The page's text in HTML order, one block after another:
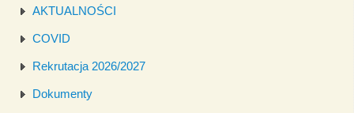
AKTUALNOŚCI
COVID
Rekrutacja 2026/2027
Dokumenty